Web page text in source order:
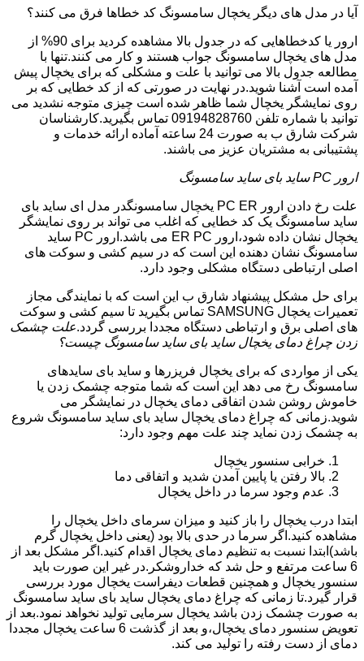
آیا در مدل های دیگر یخچال سامسونگ کد خطاها فرق می کنند؟
ارور یا کدخطاهایی که در جدول بالا مشاهده کردید برای 90% از
مدل های یخچال سامسونگ جواب هستند و کار می کنند.تنها با
مطالعه جدول بالا می توانید با علت و مشکلی که برای یخچال پیش
آمده است آشنا شوید.در نهایت در صورتی که از کد خطایی که بر
روی نمایشگر یخچال شما ظاهر شده است چیزی متوجه نشدید می
توانید با شماره تلفن 09194828760 تماس بگیرید.کارشناسان
شرکت شارق ب به صورت 24 ساعته آماده ارائه خدمات و
پشتیبانی به مشتریان عزیز می باشند.
ارور PC ساید بای ساید سامسونگ
علت رخ دادن ارور PC ER یخچال سامسونگدر مدل ای ساید بای
ساید سامسونگ یک کد خطایی که اغلب می تواند بر روی نمایشگر
یخچال نشان داده شود،ارور ER PC می باشد.ارور PC ساید
سامسونگ نشان دهنده این است که در سیم کشی و سوکت های
اصلی ارتباطی دستگاه مشکلی وجود دارد.
برای حل مشکل پیشنهاد شارق ب این است که با نمایندگی مجاز
تعمیرات یخچال SAMSUNG تماس بگیرید تا سیم کشی و سوکت
های اصلی برق و ارتباطی دستگاه مجددا بررسی گردد.علت چشمک
زدن چراغ دمای یخچال ساید بای ساید سامسونگ چیست؟
یکی از مواردی که برای یخچال فریزرها و ساید بای سایدهای
سامسونگ رخ می دهد این است که شما متوجه چشمک زدن یا
خاموش روشن شدن اتفاقی دمای یخچال در نمایشگر می
شوید.زمانی که چراغ دمای یخچال ساید بای ساید سامسونگ شروع
به چشمک زدن نماید چند علت مهم وجود دارد:
خرابی سنسور یخچال
بالا رفتن یا پایین آمدن شدید و اتفاقی دما
عدم وجود سرما در داخل یخچال
ابتدا درب یخچال را باز کنید و میزان سرمای داخل یخچال را
مشاهده کنید.اگر سرما در حدی بالا بود (یعنی داخل یخچال گرم
باشد)ابتدا نسبت به تنظیم دمای یخچال اقدام کنید.اگر مشکل بعد از
6 ساعت مرتفع و حل شد که خداروشکر.در غیر این صورت باید
سنسور یخچال و همچنین قطعات دیفراست یخچال مورد بررسی
قرار گیرد.تا زمانی که چراغ دمای یخچال ساید بای ساید سامسونگ
به صورت چشمک زدن باشد یخچال سرمایی تولید نخواهد نمود.بعد از
تعویض سنسور دمای یخچال،و بعد از گذشت 6 ساعت یخچال مجددا
دمای از دست رفته را تولید می کند.